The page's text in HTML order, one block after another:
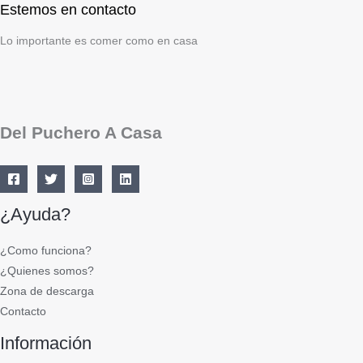
Estemos en contacto
Lo importante es comer como en casa
Del Puchero A Casa
¿Ayuda?
¿Como funciona?
¿Quienes somos?
Zona de descarga
Contacto
Información